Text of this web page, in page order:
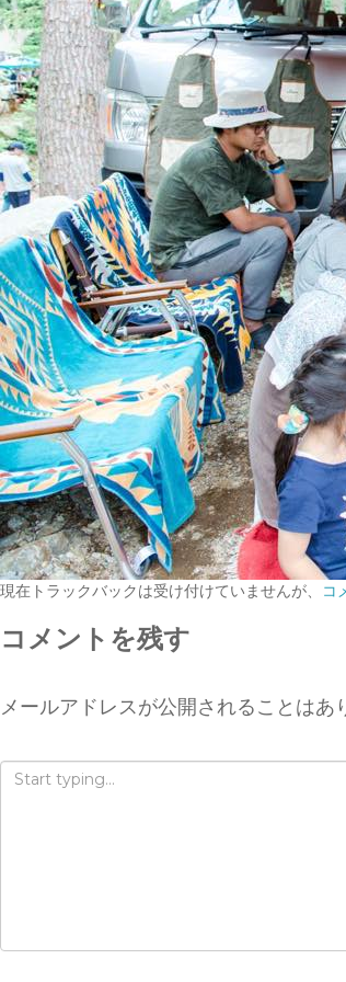
現在トラックバックは受け付けていませんが、 コ
コメントを残す
メールアドレスが公開されることはあ